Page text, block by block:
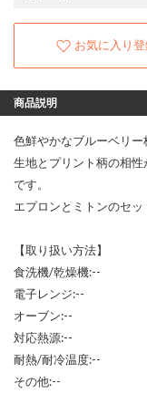
お気に入り
商品説明
色鮮やかなブルーベリー
生地とプリント柄の相
です。
エプロンとミトンのセッ
【取り扱い方法】
食洗機/乾燥機:--
電子レンジ:--
オーブン:--
対応熱源:--
耐熱/耐冷温度:--
その他:--